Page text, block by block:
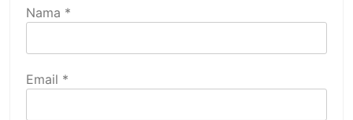
Nama *
Email *